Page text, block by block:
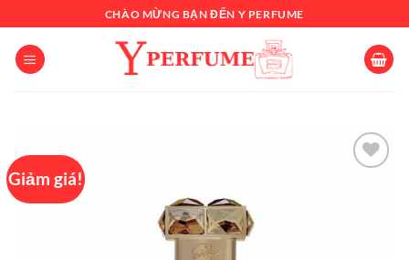
đến
nội
dung
CHÀO MỪNG BẠN ĐẾN Y PERFUME
Giảm giá!